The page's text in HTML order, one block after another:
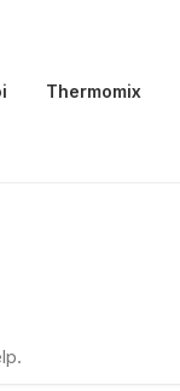
Thermomix